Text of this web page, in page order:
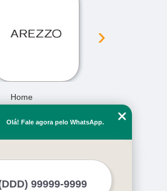
›
Home
Missão
Serviços
Mais Serviços
Olá! Fale agora pelo WhatsApp.